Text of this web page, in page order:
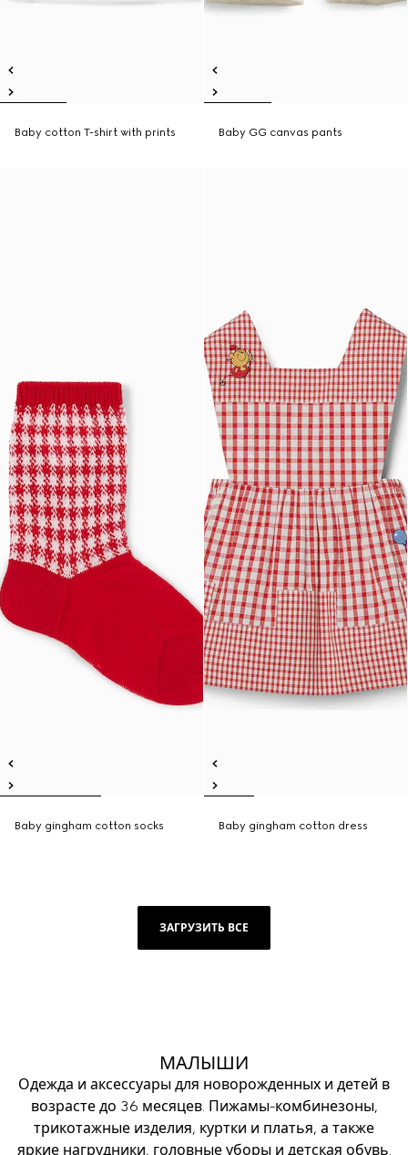
Baby cotton T-shirt with prints Baby GG canvas pants
Baby gingham cotton socks Baby gingham cotton dress
ЗАГРУЗИТЬ ВСЕ
МАЛЫШИ
Одежда и аксессуары для новорожденных и детей в
возрасте до 36 месяцев. Пижамы-комбинезоны,
трикотажные изделия, куртки и платья, а также
яркие нагрудники, головные уборы и детская обувь.